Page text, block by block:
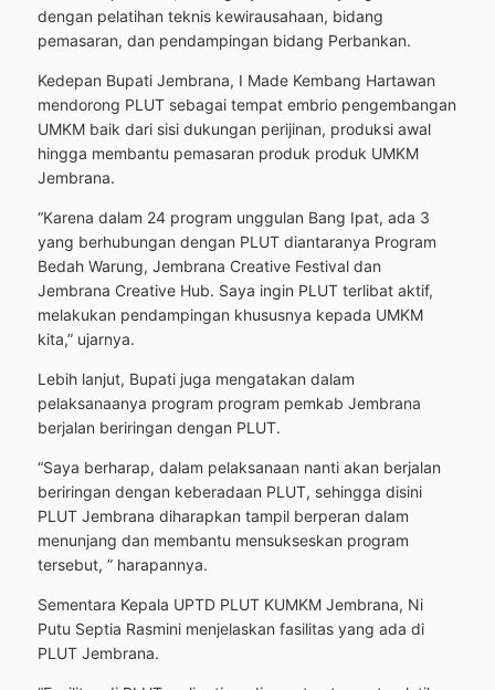
dengan pelatihan teknis kewirausahaan, bidang
pemasaran, dan pendampingan bidang Perbankan.
Kedepan Bupati Jembrana, I Made Kembang Hartawan
mendorong PLUT sebagai tempat embrio pengembangan
UMKM baik dari sisi dukungan perijinan, produksi awal
hingga membantu pemasaran produk produk UMKM
Jembrana.
“Karena dalam 24 program unggulan Bang Ipat, ada 3
yang berhubungan dengan PLUT diantaranya Program
Bedah Warung, Jembrana Creative Festival dan
Jembrana Creative Hub. Saya ingin PLUT terlibat aktif,
melakukan pendampingan khususnya kepada UMKM
kita,” ujarnya.
Lebih lanjut, Bupati juga mengatakan dalam
pelaksanaanya program program pemkab Jembrana
berjalan beriringan dengan PLUT.
“Saya berharap, dalam pelaksanaan nanti akan berjalan
beriringan dengan keberadaan PLUT, sehingga disini
PLUT Jembrana diharapkan tampil berperan dalam
menunjang dan membantu mensukseskan program
tersebut, ” harapannya.
Sementara Kepala UPTD PLUT KUMKM Jembrana, Ni
Putu Septia Rasmini menjelaskan fasilitas yang ada di
PLUT Jembrana.